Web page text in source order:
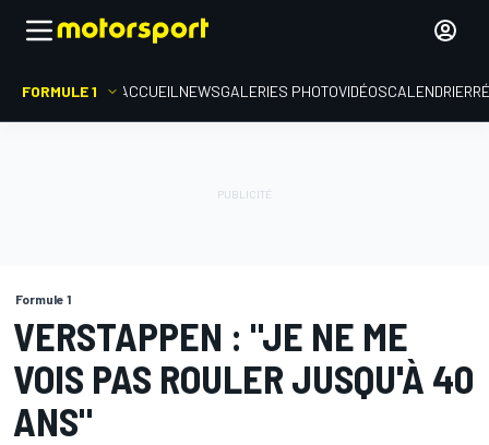
FORMULE 1 ACCUEIL NEWSGALERIES PHOTOVIDÉOSCALENDRIER
Formule 1
VERSTAPPEN : "JE NE ME
VOIS PAS ROULER JUSQU'À 40
ANS"